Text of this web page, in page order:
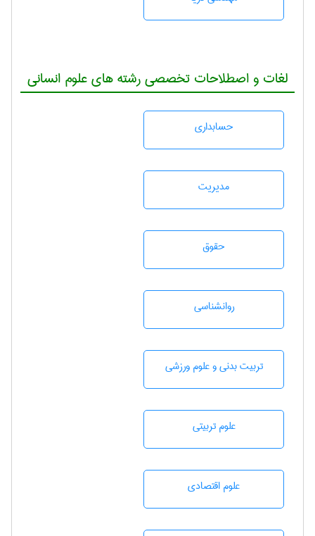
لغات و اصطلاحات تخصصی رشته های علوم انسانی
حسابداری
مديريت
حقوق
روانشناسی
تربيت بدنی و علوم ورزشی
علوم تربيتی
علوم اقتصادی